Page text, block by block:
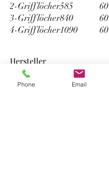
2-Grifflöcher585
60
3-Grifflöcher840
60
4-Grifflöcher1090 60
Hersteller
Euro Design Scandinavia AB
Phone Email